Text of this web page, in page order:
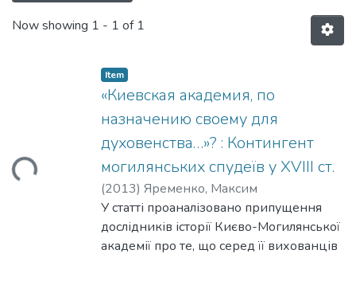
Now showing 1 - 1 of 1
Item
«Киевская академия, по
назначению своему для
духовенства…»? : Контингент
могилянських спудеїв у XVIII ст.
(2013) Яременко, Максим
У статті проаналізовано припущення
дослідників історії Києво-Могилянської
академії про те, що серед її вихованців